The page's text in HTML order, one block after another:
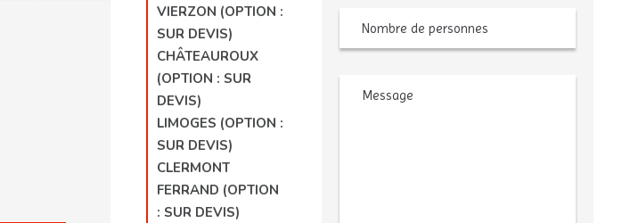
VIERZON (OPTION :
SUR DEVIS)
CHÂTEAUROUX
(OPTION : SUR
DEVIS)
LIMOGES (OPTION :
SUR DEVIS)
CLERMONT
FERRAND (OPTION
: SUR DEVIS)
Nombre
personnes
Message